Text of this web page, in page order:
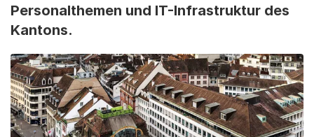
Personalthemen und IT-Infrastruktur des
Kantons.